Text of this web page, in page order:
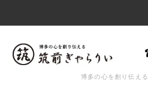
博多の心を創り伝える